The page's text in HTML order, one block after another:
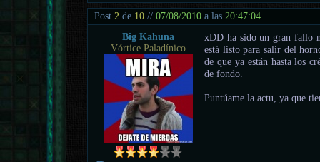
Post 2 de 10 //07/08/2010 a las 20:47:04
Big Kahuna
Vórtice Paladínico
xDD ha sido un gran fallo
está listo para salir del
de que ya están hasta los
de fondo.
Puntúame la actu, ya que